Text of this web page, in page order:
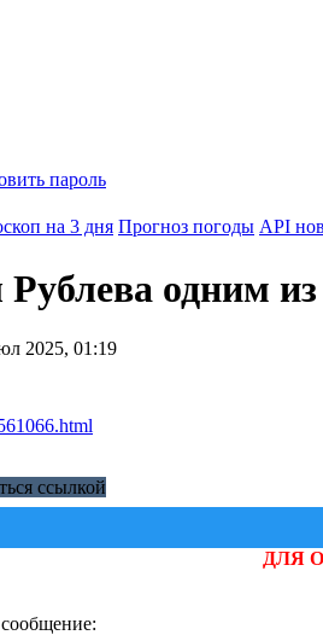
пароль
на 3 дня Прогноз погоды API
Рублева одним
2025, 01:19
ссылкой
ДЛЯ